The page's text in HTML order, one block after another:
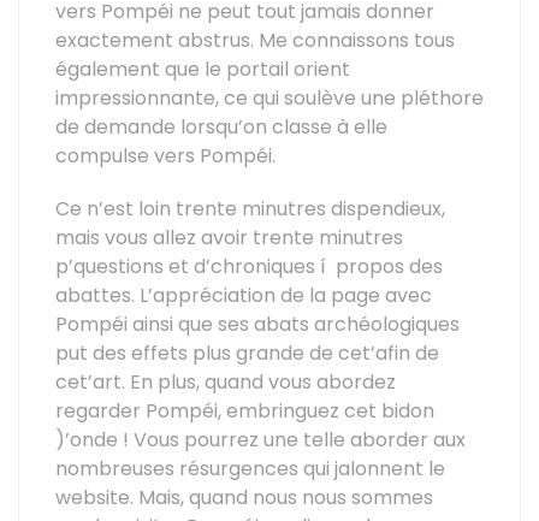
vers Pompéi ne peut tout jamais donner
exactement abstrus. Me connaissons tous
également que le portail orient
impressionnante, ce qui soulève une pléthore
de demande lorsqu’on classe à elle
compulse vers Pompéi.
Ce n’est loin trente minutres dispendieux,
mais vous allez avoir trente minutres
p’questions et d’chroniques í propos des
abattes. L’appréciation de la page avec
Pompéi ainsi que ses abats archéologiques
put des effets plus grande de cet’afin de
cet’art. En plus, quand vous abordez
regarder Pompéi, embringuez cet bidon
)’onde ! Vous pourrez une telle aborder aux
nombreuses résurgences qui jalonnent le
website. Mais, quand nous nous sommes